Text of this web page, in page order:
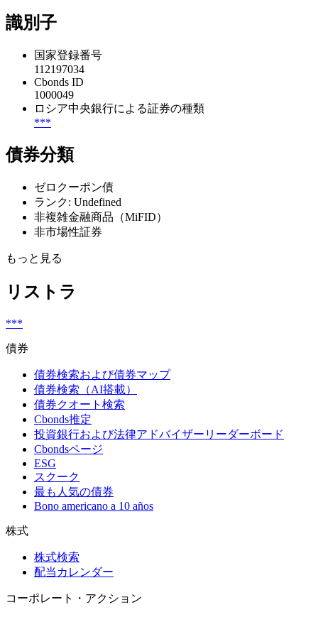
識別子
国家登録番号
112197034
Cbonds ID
1000049
ロシア中央銀行による証券の種類
***
債券分類
ゼロクーポン債
ランク: Undefined
非複雑金融商品（MiFID）
非市場性証券
もっと見る
リストラ
***
債券
債券検索および債券マップ
債券検索（AI搭載）
債券クオート検索
Cbonds推定
投資銀行および法律アドバイザーリーダーボード
Cbondsページ
ESG
スクーク
最も人気の債券
Bono americano a 10 años
株式
株式検索
配当カレンダー
コーポレート・アクション